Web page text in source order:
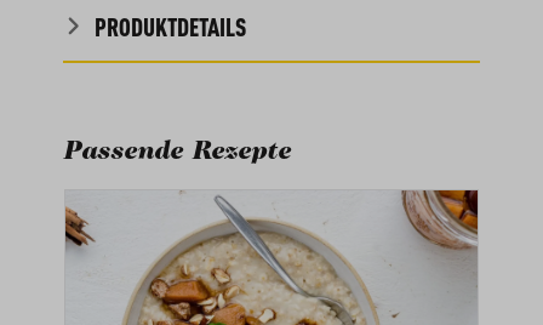
PRODUKTDETAILS
Passende Rezepte